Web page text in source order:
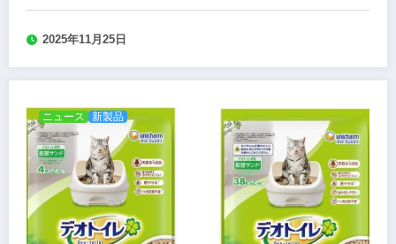
2025年11月25日
ニュース 新製品